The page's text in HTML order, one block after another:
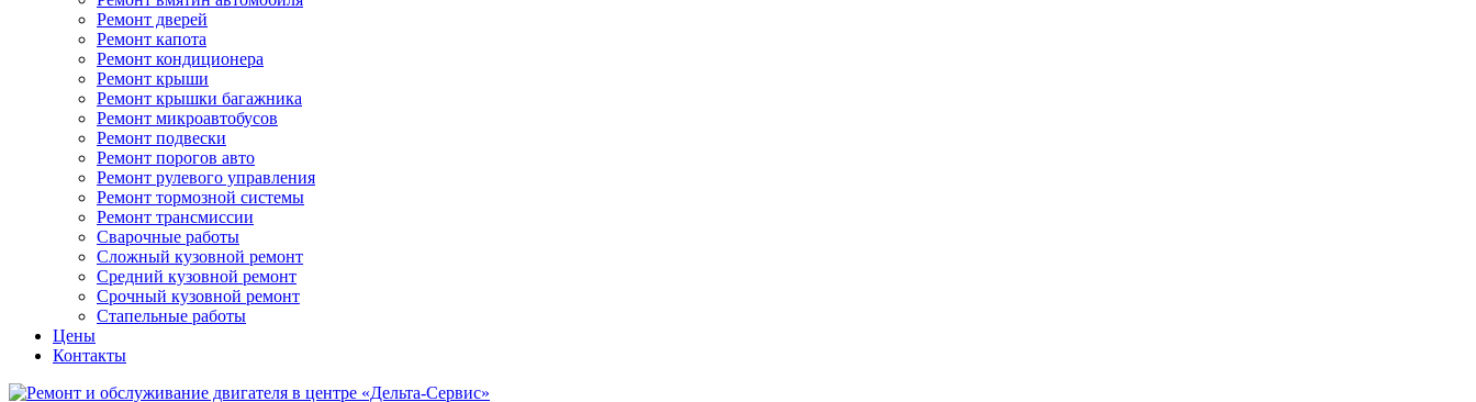
Ремонт дверей
Ремонт капота
Ремонт кондиционера
Ремонт крыши
Ремонт крышки багажника
Ремонт микроавтобусов
Ремонт подвески
Ремонт порогов авто
Ремонт рулевого управления
Ремонт тормозной системы
Ремонт трансмиссии
Сварочные работы
Сложный кузовной ремонт
Средний кузовной ремонт
Срочный кузовной ремонт
Стапельные работы
Цены
Контакты